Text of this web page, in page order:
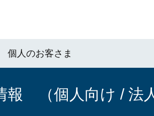
個人のお客さま
報 （個人向け / 法